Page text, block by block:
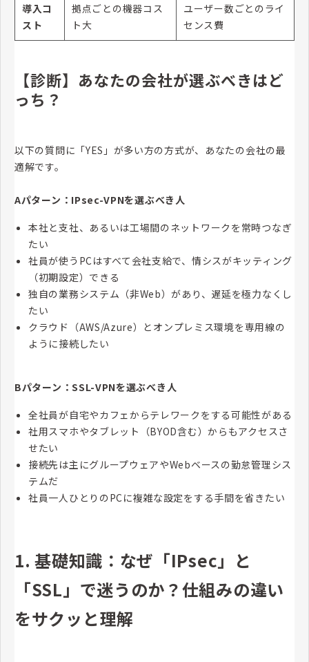
導入コ
スト
拠点ごとの機器コス
ト大
ユーザー数ごとのライ
センス費
【診断】あなたの会社が選ぶべきはど
っち？
以下の質問に「YES」が多い方の方式が、あなたの会社の最
適解です。
Aパターン：IPsec-VPNを選ぶべき人
本社と支社、あるいは工場間のネットワークを常時つなぎ
たい
社員が使うPCはすべて会社支給で、情シスがキッティング
（初期設定）できる
独自の業務システム（非Web）があり、遅延を極力なくし
たい
クラウド（AWS/Azure）とオンプレミス環境を専用線の
ように接続したい
Bパターン：SSL-VPNを選ぶべき人
全社員が自宅やカフェからテレワークをする可能性がある
社用スマホやタブレット（BYOD含む）からもアクセスさ
せたい
接続先は主にグループウェアやWebベースの勤怠管理シス
テムだ
社員一人ひとりのPCに複雑な設定をする手間を省きたい
1. 基礎知識：なぜ「IPsec」と
「SSL」で迷うのか？仕組みの違い
をサクッと理解